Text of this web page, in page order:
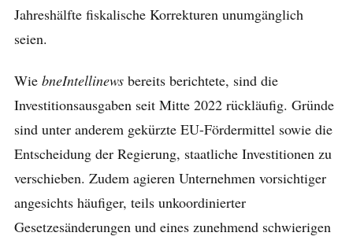
Jahreshälfte fiskalische Korrekturen unumgänglich
seien.
Wie bneIntellinews bereits berichtete, sind die
Investitionsausgaben seit Mitte 2022 rückläufig. Gründe
sind unter anderem gekürzte EU-Fördermittel sowie die
Entscheidung der Regierung, staatliche Investitionen zu
verschieben. Zudem agieren Unternehmen vorsichtiger
angesichts häufiger, teils unkoordinierter
Gesetzesänderungen und eines zunehmend schwierigen